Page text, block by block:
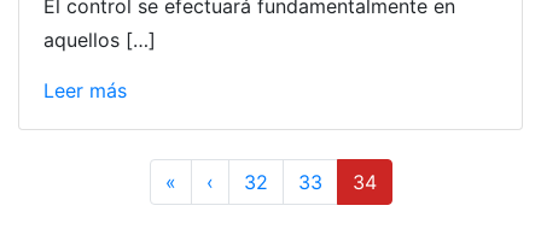
El control se efectuará fundamentalmente en
aquellos […]
Leer más
« ‹ Page
32 Page
33 Current Page
34